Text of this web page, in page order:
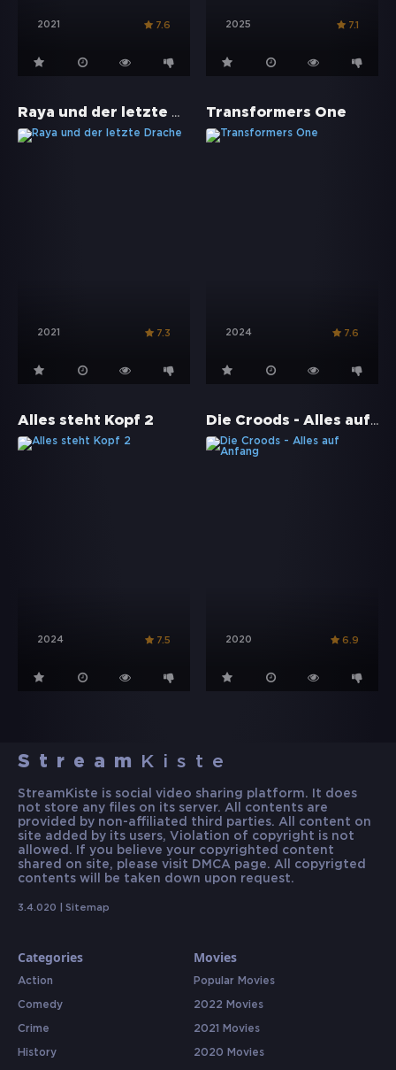
2021 7.6 2025 7.1
Raya und der letzte Drache
2021 7.3
Transformers One
2024 7.6
Alles steht Kopf 2
2024 7.5
Die Croods - Alles auf Anfang
2020 6.9
Stream Kiste
StreamKiste is social video sharing platform. It does
not store any files on its server. All contents are
provided by non-affiliated third parties. All content on
site added by its users, Violation of copyright is not
allowed. If you believe your copyrighted content
shared on site, please visit DMCA page. All copyrigted
contents will be taken down upon request.
3.4.020 | Sitemap
Categories
Action
Comedy
Crime
History
Movies
Popular Movies
2022 Movies
2021 Movies
2020 Movies